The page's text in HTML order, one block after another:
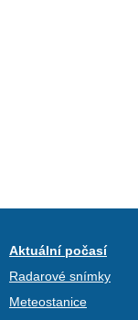
Aktuální počasí
Radarové snímky
Meteostanice